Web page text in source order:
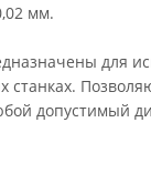
мм.
для
допустимый